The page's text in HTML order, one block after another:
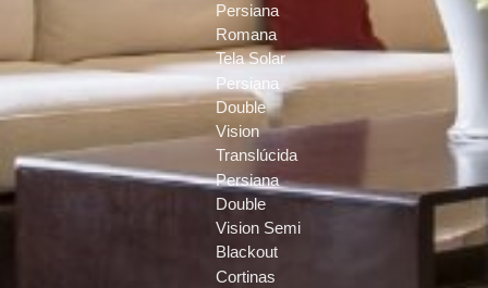
Persiana
Romana
Tela Solar
Persiana
Double
Vision
Translúcida
Persiana
Double
Vision Semi
Blackout
Cortinas